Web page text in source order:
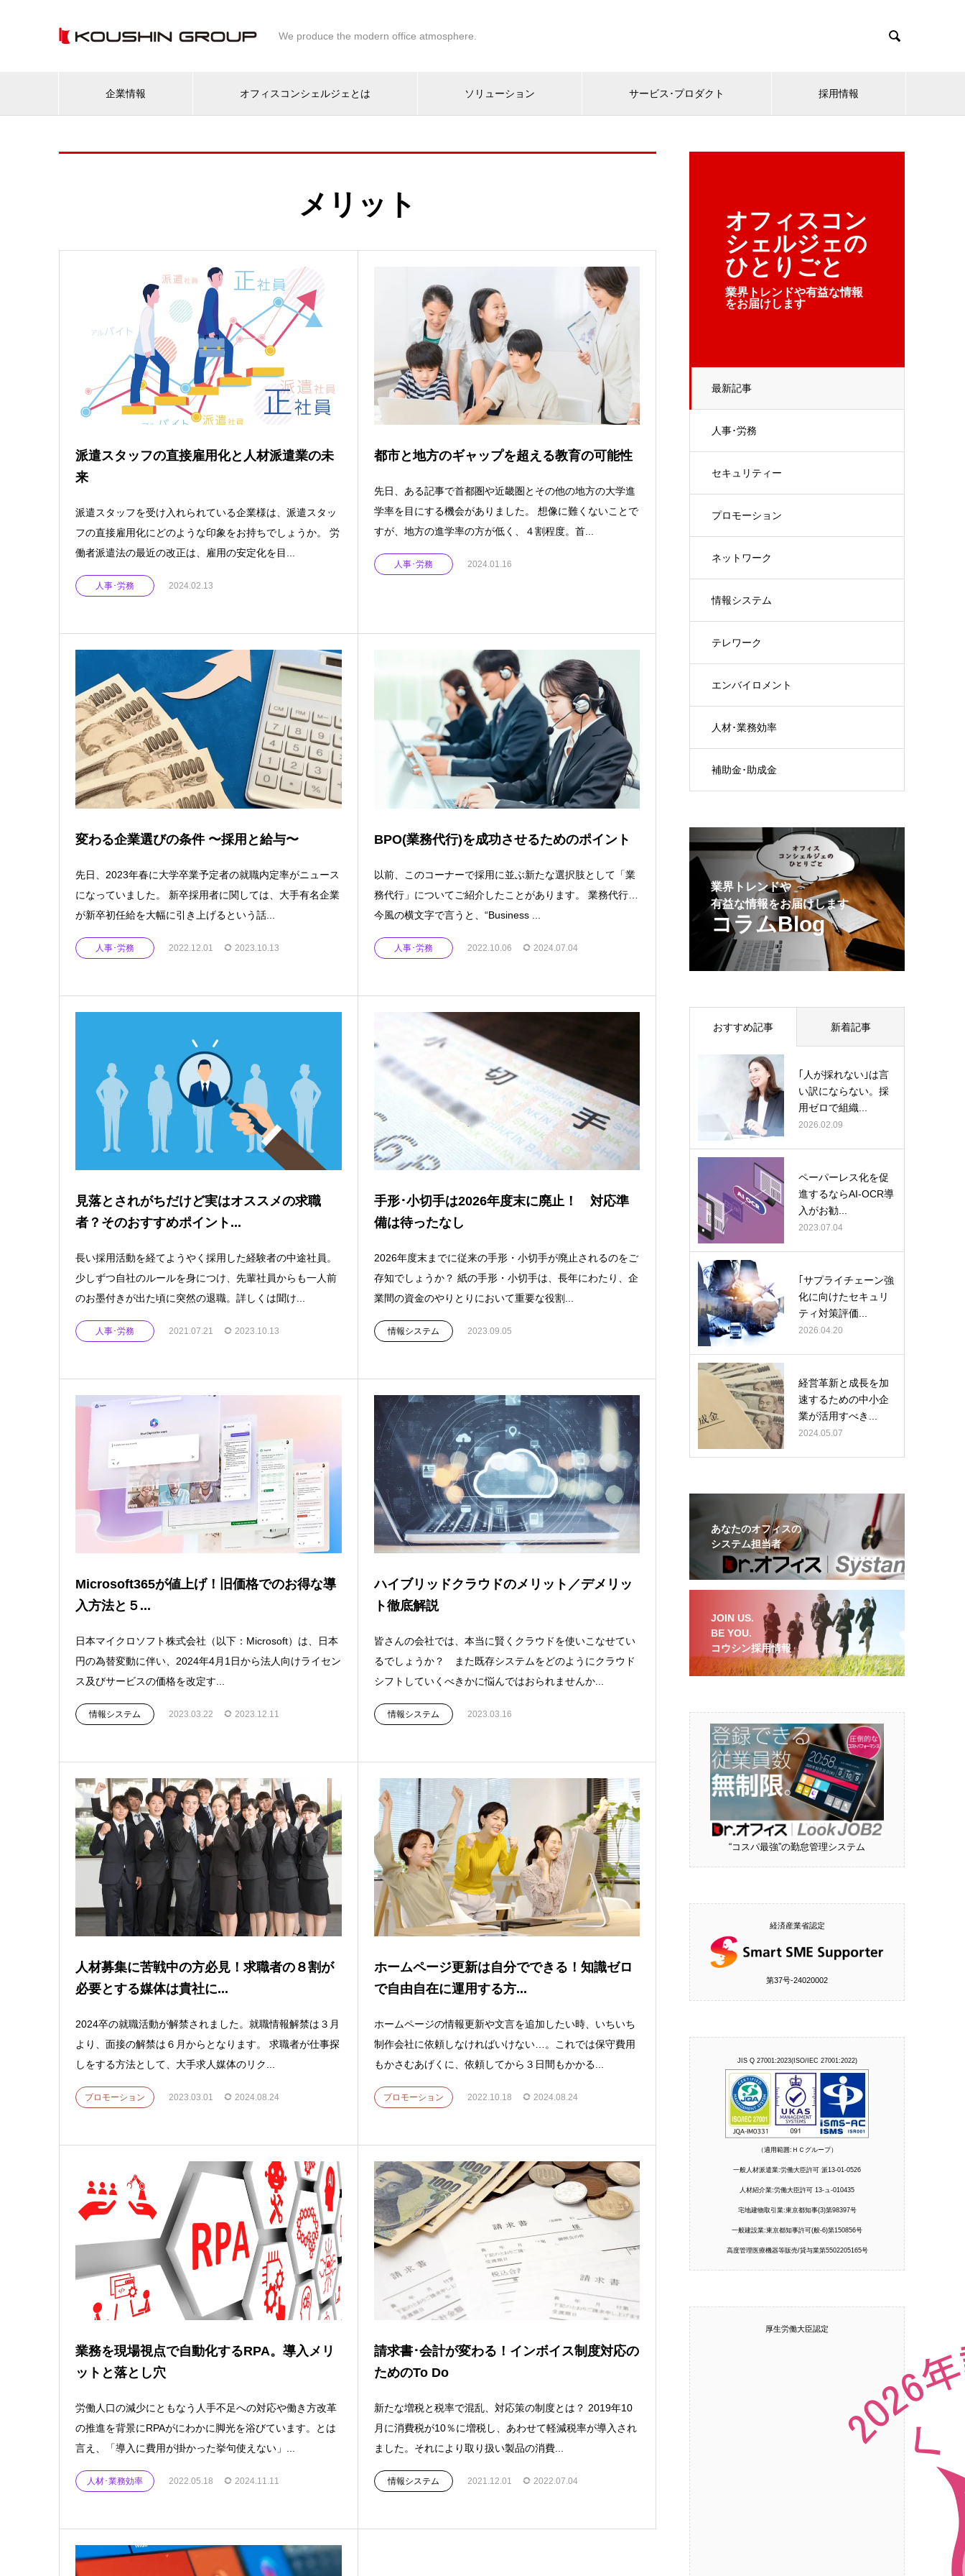
We produce the modern office atmosphere. 
企業情報 オフィスコンシェルジェとは ソリューション サービス･プロダクト 採用情報
オフィスコン
シェルジェの
ひとりごと
業界トレンドや有益な情報
をお届けします
最新記事
人事･労務
セキュリティー
プロモーション
ネットワーク
情報システム
テレワーク
エンバイロメント
人材･業務効率
補助金･助成金
メリット
派遣スタッフの直接雇用化と人材派遣業の未
来
派遣スタッフを受け入れられている企業様は、派遣スタッ
フの直接雇用化にどのような印象をお持ちでしょうか。 労
働者派遣法の最近の改正は、雇用の安定化を目...
人事･労務 2024.02.13
都市と地方のギャップを超える教育の可能性
先日、ある記事で首都圏や近畿圏とその他の地方の大学進
学率を目にする機会がありました。 想像に難くないことで
すが、地方の進学率の方が低く、４割程度。首...
人事･労務 2024.01.16
変わる企業選びの条件 〜採用と給与〜
先⽇、2023年春に⼤学卒業予定者の就職内定率がニュース
になっていました。 新卒採⽤者に関しては、⼤⼿有名企業
が新卒初任給を⼤幅に引き上げるという話...
人事･労務 2022.12.01 2023.10.13
BPO(業務代行)を成功させるためのポイント
以前、このコーナーで採用に並ぶ新たな選択肢として「業
務代行」についてご紹介したことがあります。 業務代行…
今風の横文字で言うと、“Business ...
人事･労務 2022.10.06 2024.07.04
見落とされがちだけど実はオススメの求職
者？そのおすすめポイント...
長い採用活動を経てようやく採用した経験者の中途社員。
少しずつ自社のルールを身につけ、先輩社員からも一人前
のお墨付きが出た頃に突然の退職。詳しくは聞け...
人事･労務 2021.07.21 2023.10.13
手形･小切手は2026年度末に廃止！ 対応準
備は待ったなし
2026年度末までに従来の手形・小切手が廃止されるのをご
存知でしょうか？ 紙の手形・小切手は、長年にわたり、企
業間の資金のやりとりにおいて重要な役割...
情報システム 2023.09.05
Microsoft365が値上げ！旧価格でのお得な導
入方法と５...
日本マイクロソフト株式会社（以下：Microsoft）は、日本
円の為替変動に伴い、2024年4月1日から法人向けライセン
ス及びサービスの価格を改定す...
情報システム 2023.03.22 2023.12.11
ハイブリッドクラウドのメリット／デメリッ
ト徹底解説
皆さんの会社では、本当に賢くクラウドを使いこなせてい
るでしょうか？ また既存システムをどのようにクラウド
シフトしていくべきかに悩んではおられませんか...
情報システム 2023.03.16
人材募集に苦戦中の方必見！求職者の８割が
必要とする媒体は貴社に...
2024卒の就職活動が解禁されました。就職情報解禁は３月
より、面接の解禁は６月からとなります。 求職者が仕事探
しをする方法として、大手求人媒体のリク...
プロモーション 2023.03.01 2024.08.24
ホームページ更新は自分でできる！知識ゼロ
で自由自在に運用する方...
ホームページの情報更新や文言を追加したい時、いちいち
制作会社に依頼しなければいけない…。これでは保守費用
もかさむあげくに、依頼してから３日間もかかる...
プロモーション 2022.10.18 2024.08.24
業務を現場視点で自動化するRPA。導入メリ
ットと落とし穴
労働人口の減少にともなう人手不足への対応や働き方改革
の推進を背景にRPAがにわかに脚光を浴びています。とは
言え、「導入に費用が掛かった挙句使えない」...
人材･業務効率 2022.05.18 2024.11.11
請求書･会計が変わる！インボイス制度対応の
ためのTo Do
新たな増税と税率で混乱、対応策の制度とは？ 2019年10
月に消費税が10％に増税し、あわせて軽減税率が導入され
ました。それにより取り扱い製品の消費...
情報システム 2021.12.01 2022.07.04
業界トレンドや
有益な情報をお届けします
コラムBlog
おすすめ記事 新着記事
｢人が採れない｣は言
い訳にならない。採
用ゼロで組織...
2026.02.09
ペーパーレス化を促
進するならAI-OCR導
入がお勧...
2023.07.04
｢サプライチェーン強
化に向けたセキュリ
ティ対策評価...
2026.04.20
経営革新と成長を加
速するための中小企
業が活用すべき...
2024.05.07
あなたのオフィスの
システム担当者
JOIN US.
BE YOU.
コウシン採用情報
“コスパ最強”の勤怠管理システム
経済産業省認定
第37号‐24020002
JIS Q 27001:2023(ISO/IEC 27001:2022)
（適用範囲:ＨＣグループ）
一般人材派遣業:労働大臣許可 派13-01-0526
人材紹介業:労働大臣許可 13-ュ-010435
宅地建物取引業:東京都知事(3)第98397号
一般建設業:東京都知事許可(般-6)第150856号
高度管理医療機器等販売/貸与業第5502205165号
厚生労働大臣認定